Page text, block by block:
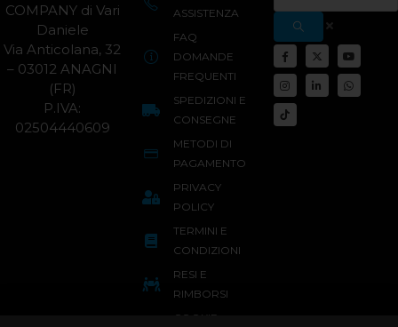
COMPANY di Vari
Daniele
Via Anticolana, 32
– 03012 ANAGNI
(FR)
P.IVA:
02504440609
ASSISTENZA
FAQ
DOMANDE
FREQUENTI
SPEDIZIONI E
CONSEGNE
METODI DI
PAGAMENTO
PRIVACY
POLICY
TERMINI E
CONDIZIONI
RESI E
RIMBORSI
COOKIE